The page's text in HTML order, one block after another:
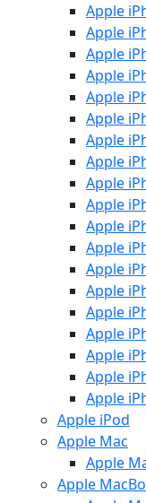
Apple
Apple
Apple
Apple
Apple
Apple
Apple
Apple
Apple
Apple
Apple
Apple
Apple
Apple
Apple
Apple
Apple
Apple
Apple
Apple iPod
Apple Mac
Apple
Apple